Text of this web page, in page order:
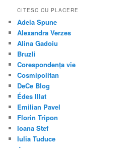
CITESC CU PLACERE
Adela Spune
Alexandra Verzes
Alina Gadoiu
Bruzli
Corespondența vie
Cosmipolitan
DeCe Blog
Édes Illat
Emilian Pavel
Florin Tripon
Ioana Stef
Iulia Tuduce